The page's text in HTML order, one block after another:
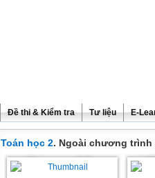
Đề thi & Kiểm tra Tư liệu E-
Toán học 2. Ngoài chương trình